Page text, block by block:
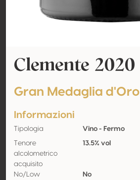
Clemente 2020
Gran Medaglia d'Oro
Informazioni
Tipologia Vino - Fermo
Tenore
alcolometrico
acquisito
13.5% vol
No/Low No